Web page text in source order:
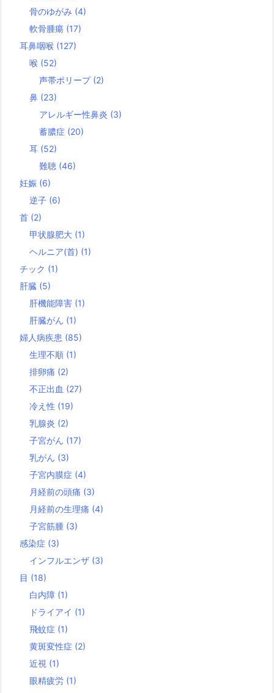
骨のゆがみ (4)
軟骨腫瘍 (17)
耳鼻咽喉 (127)
喉 (52)
声帯ポリープ (2)
鼻 (23)
アレルギー性鼻炎 (3)
蓄膿症 (20)
耳 (52)
難聴 (46)
妊娠 (6)
逆子 (6)
首 (2)
甲状腺肥大 (1)
ヘルニア(首) (1)
チック (1)
肝臓 (5)
肝機能障害 (1)
肝臓がん (1)
婦人病疾患 (85)
生理不順 (1)
排卵痛 (2)
不正出血 (27)
冷え性 (19)
乳腺炎 (2)
子宮がん (17)
乳がん (3)
子宮内膜症 (4)
月経前の頭痛 (3)
月経前の生理痛 (4)
子宮筋腫 (3)
感染症 (3)
インフルエンザ (3)
目 (18)
白内障 (1)
ドライアイ (1)
飛蚊症 (1)
黄斑変性症 (2)
近視 (1)
眼精疲労 (1)